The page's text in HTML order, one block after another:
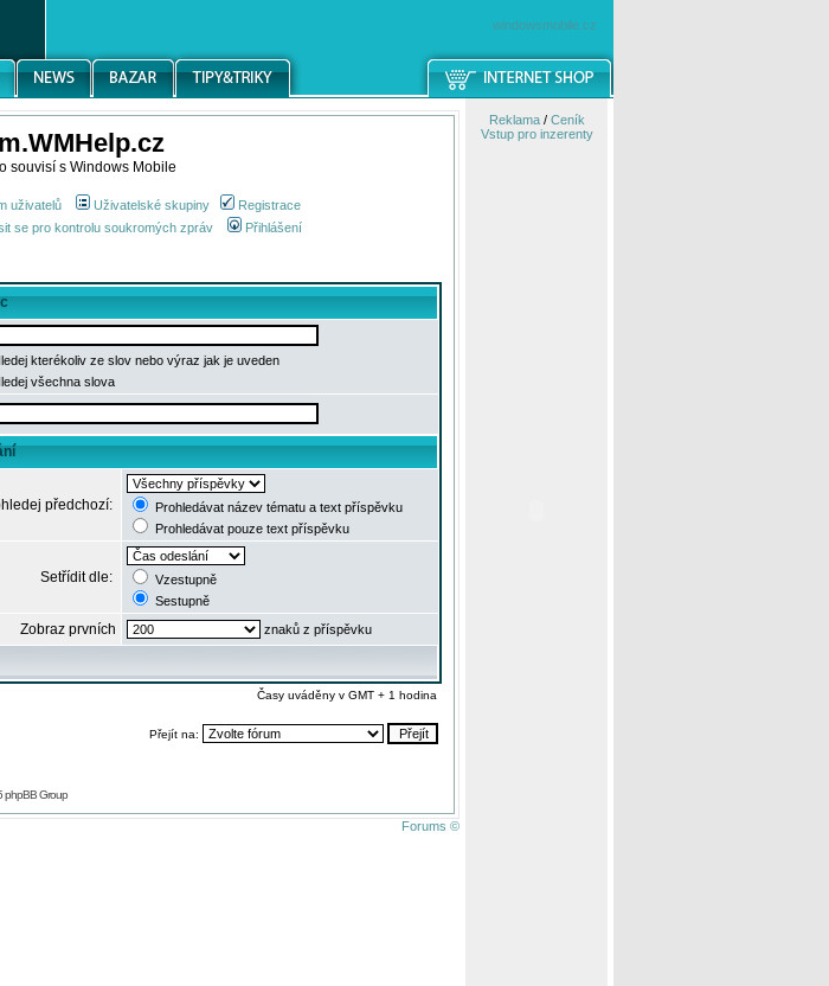
windowsmobile.cz
souvisí s Windows Mobile
uživatelů Uživatelské skupiny
Registrace
se pro kontrolu soukromých zpráv Přihlášení
kterékoliv ze slov nebo výraz jak je uveden
všechna slova
předchozí:
Prohledávat název tématu a text příspěvku
Prohledávat pouze text příspěvku
Setřídit dle:
Vzestupně
Sestupně
Zobraz prvních znaků z příspěvku
Časy uváděny v GMT + 1 hodina
Přejít na:
phpBB Group
Forums ©
Reklama/ Ceník
Vstup pro inzerenty